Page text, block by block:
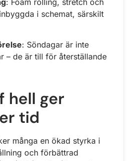
i schemat, särskilt
: Söndagar är inte
– de är till för återställande
hell ger
tid
många en ökad styrka i
och förbättrad